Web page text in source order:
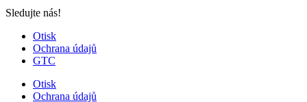
Sledujte nás!
Otisk
Ochrana údajů
GTC
Otisk
Ochrana údajů